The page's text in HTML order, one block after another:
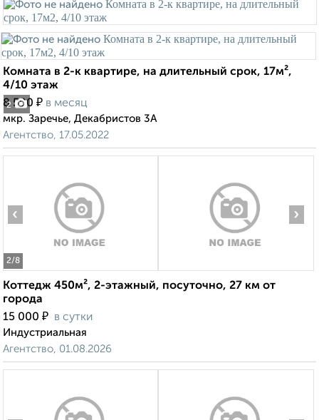
2
Комната в 2-к квартире, на длительный срок, 17м²,
4/10 этаж
8 500 ₽ в месяц
мкр. Заречье, Декабристов 3А
Агентство, 17.05.2022
2/8
‹ ›
Коттедж 450м², 2-этажный, посуточно, 27 км от
города
15 000 ₽ в сутки
Индустриальная
Агентство, 01.08.2026